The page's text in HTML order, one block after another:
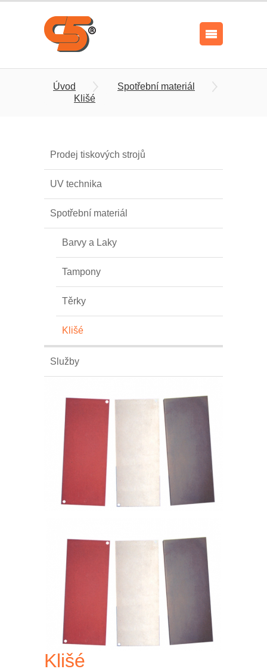
Úvod
Spotřební materiál
Klišé
Prodej tiskových strojů
UV technika
Spotřební materiál
Barvy a Laky
Tampony
Těrky
Klišé
Služby
Klišé